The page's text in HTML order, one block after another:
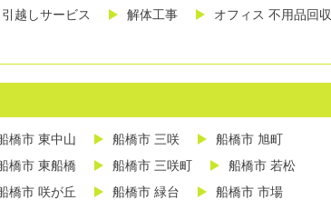
引越しサービス 解体工事
オフィス 不用品回収
橋市 東中山 船橋市 三咲
船橋市 旭町
橋市 東船橋 船橋市 三咲町
船橋市 若松
橋市 咲が丘 船橋市 緑台
船橋市 市場